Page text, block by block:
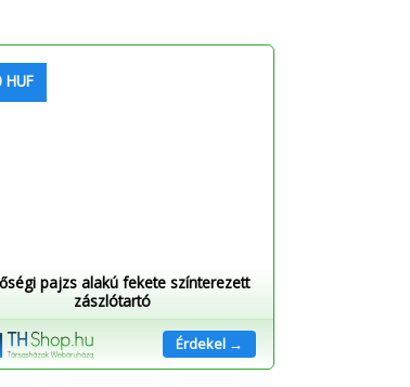
HUF
pajzs alakú fekete színterezett
zászlótartó
Érdekel →